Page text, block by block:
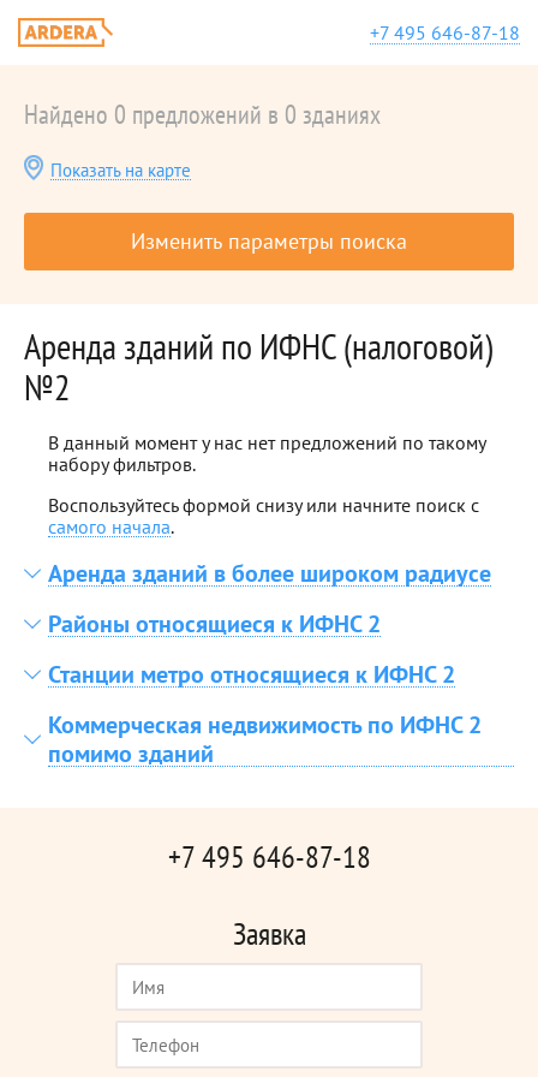
+7 495 646-87-18
Найдено 0 предложений в 0 зданиях
Показать на карте
Изменить параметры поиска
Аренда зданий по ИФНС (налоговой)
№2
В данный момент у нас нет предложений по такому
набору фильтров.
Воспользуйтесь формой снизу или начните поиск с
самого начала.
Аренда зданий в более широком радиусе
Районы относящиеся к ИФНС 2
Станции метро относящиеся к ИФНС 2
Коммерческая недвижимость по ИФНС 2
помимо зданий
+7 495 646-87-18
Заявка